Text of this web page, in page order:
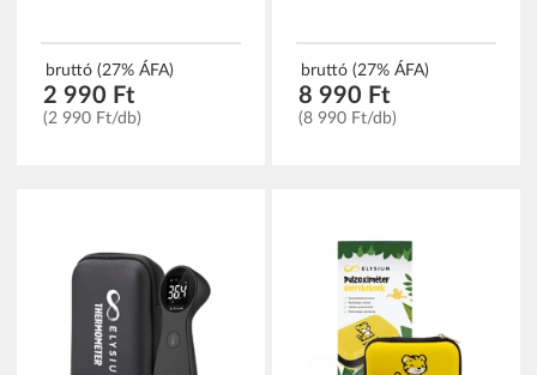
bruttó (27% ÁFA)
2 990 Ft
(2 990 Ft/db)
bruttó (27% ÁFA)
8 990 Ft
(8 990 Ft/db)